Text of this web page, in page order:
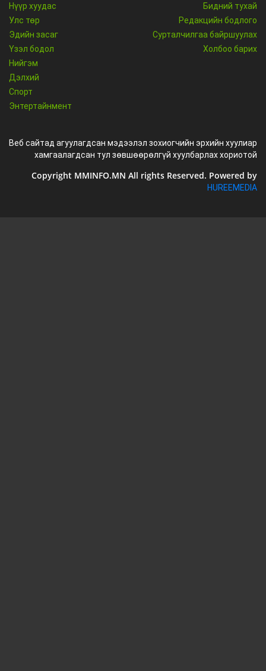
Нүүр хуудас
Улс төр
Эдийн засаг
Үзэл бодол
Нийгэм
Дэлхий
Спорт
Энтертайнмент
Бидний тухай
Редакцийн бодлого
Сурталчилгаа байршуулах
Холбоо барих
Веб сайтад агуулагдсан мэдээлэл зохиогчийн эрхийн хуулиар
хамгаалагдсан тул зөвшөөрөлгүй хуулбарлах хориотой
Copyright MMINFO.MN All rights Reserved. Powered by
HUREEMEDIA